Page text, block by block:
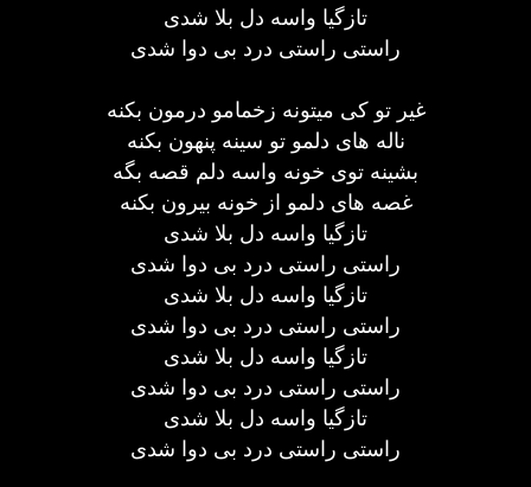
تازگیا واسه دل بلا شدی
راستی راستی درد بی دوا شدی
غیر تو کی میتونه زخمامو درمون بکنه
ناله های دلمو تو سینه پنهون بکنه
بشینه توی خونه واسه دلم قصه بگه
غصه های دلمو از خونه بیرون بکنه
تازگیا واسه دل بلا شدی
راستی راستی درد بی دوا شدی
تازگیا واسه دل بلا شدی
راستی راستی درد بی دوا شدی
تازگیا واسه دل بلا شدی
راستی راستی درد بی دوا شدی
تازگیا واسه دل بلا شدی
راستی راستی درد بی دوا شدی